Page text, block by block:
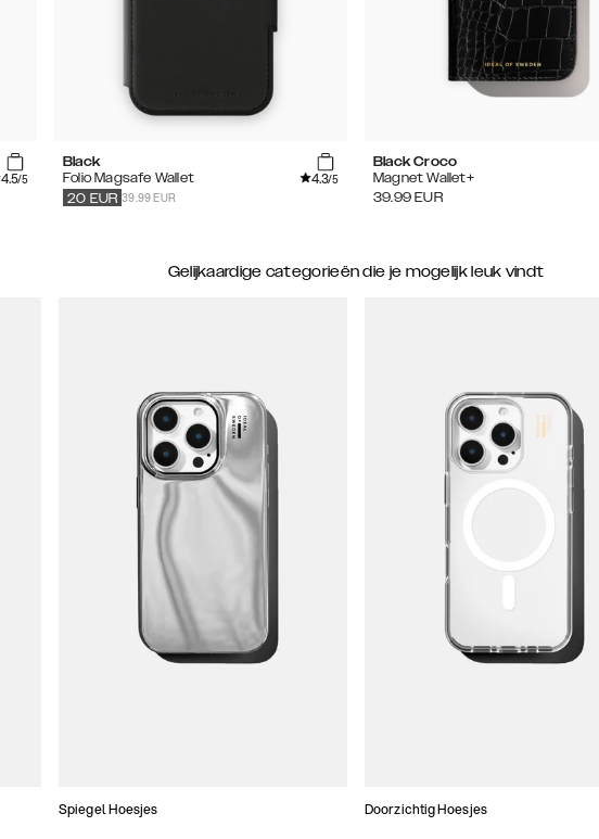
4.5/5
Black
Folio Magsafe Wallet
4.3/5
39.99 EUR
20 EUR
Black Croco
Magnet Wallet+
39.99 EUR
Gelijkaardige categorieën die je mogelijk leuk vindt
Spiegel Hoesjes Doorzichtig Hoesjes